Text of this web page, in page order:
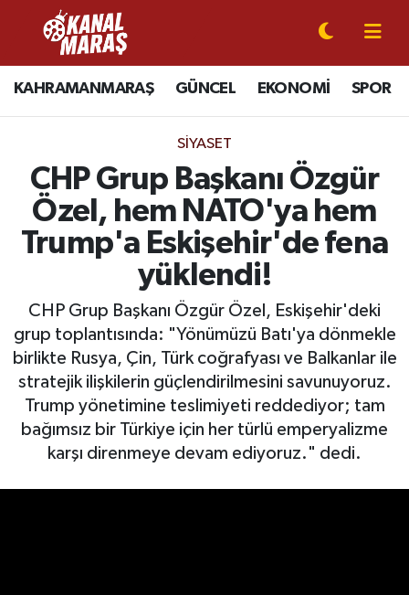
KAHRAMANMARAŞ GÜNCEL EKONOMİ SPOR
SIYASET
CHP Grup Başkanı Özgür
Özel, hem NATO'ya hem
Trump'a Eskişehir'de fena
yüklendi!
CHP Grup Başkanı Özgür Özel, Eskişehir'deki
grup toplantısında: "Yönümüzü Batı'ya dönmekle
birlikte Rusya, Çin, Türk coğrafyası ve Balkanlar ile
stratejik ilişkilerin güçlendirilmesini savunuyoruz.
Trump yönetimine teslimiyeti reddediyor; tam
bağımsız bir Türkiye için her türlü emperyalizme
karşı direnmeye devam ediyoruz." dedi.
CANLI YAYIN
KAHRAMANMARAŞ
SPOR
SİYASET
EKONOMİ
GÜNDEM
MAGAZİN
SAĞLIK
EĞİTİM
Kahramanmaraş Nöbetçi Eczaneler
Kahramanmaraş Hava Durumu
Kahramanmaraş Trafik Yoğunluk Haritası
Süper Lig Puan Durumu ve Fikstür
Tüm Manşetler
Son Dakika Haberleri
Haber Arşivi